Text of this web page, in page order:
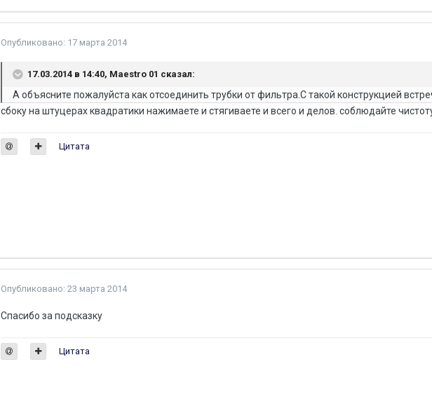
Опубликовано: 17 марта 2014
17.03.2014 в 14:40, Maestro 01 сказал:
А объясните пожалуйста как отсоединить трубки от фильтра.С такой конструкцией
сбоку на штуцерах квадратики нажимаете и стягиваете и всего и делов. соблюдайте
Цитата
Опубликовано: 23 марта 2014
Спасибо за подсказку
Цитата